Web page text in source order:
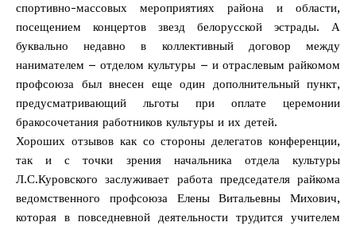
спортивно-массовых мероприятиях района и области,
посещением концертов звезд белорусской эстрады. А
буквально недавно в коллективный договор между
нанимателем – отделом культуры – и отраслевым райкомом
профсоюза был внесен еще один дополнительный пункт,
предусматривающий льготы при оплате церемонии
бракосочетания работников культуры и их детей.
Хороших отзывов как со стороны делегатов конференции,
так и с точки зрения начальника отдела культуры
Л.С.Куровского заслуживает работа председателя райкома
ведомственного профсоюза Елены Витальевны Михович,
которая в повседневной деятельности трудится учителем